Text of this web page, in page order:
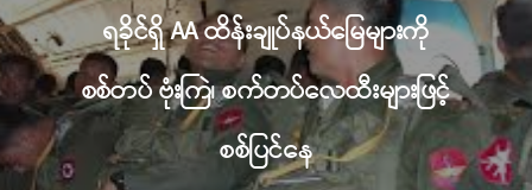
ရခိုင်ရှိ AA ထိန်းချုပ်နယ်မြေများကို
စစ်တပ် ဗုံးကြဲ၊ စက်တပ်လေထီးများဖြင့်
စစ်ပြင်နေ